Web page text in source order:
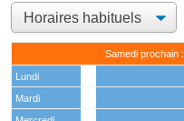
Samedi prochain :
Lundi
Mardi